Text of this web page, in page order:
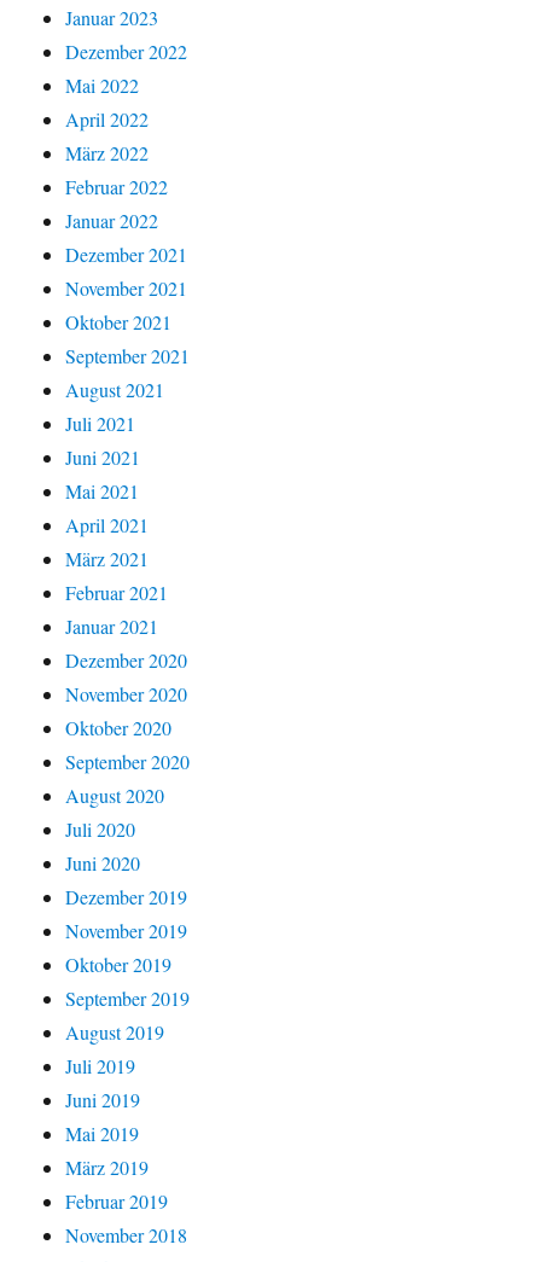
Januar 2023
Dezember 2022
Mai 2022
April 2022
März 2022
Februar 2022
Januar 2022
Dezember 2021
November 2021
Oktober 2021
September 2021
August 2021
Juli 2021
Juni 2021
Mai 2021
April 2021
März 2021
Februar 2021
Januar 2021
Dezember 2020
November 2020
Oktober 2020
September 2020
August 2020
Juli 2020
Juni 2020
Dezember 2019
November 2019
Oktober 2019
September 2019
August 2019
Juli 2019
Juni 2019
Mai 2019
März 2019
Februar 2019
November 2018